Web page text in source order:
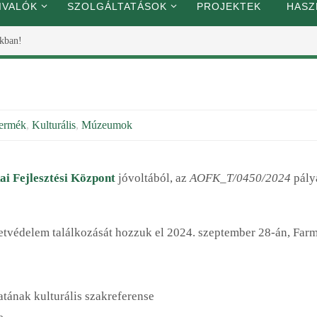
SZOLGÁLTATÁSOK PROJEKTEK
, Kulturális, Múzeumok
Fejlesztési Központ jóvoltából, azAOFK_T/0450/2024
találkozását hozzuk el 2024. szeptember 28-án,
kulturális szakreferense